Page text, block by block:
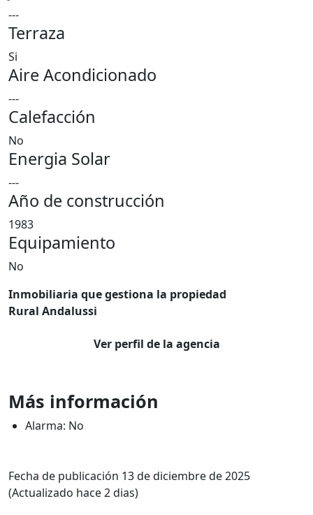
---
Terraza
Si
Aire Acondicionado
---
Calefacción
No
Energia Solar
---
Año de construcción
1983
Equipamiento
No
Inmobiliaria que gestiona la propiedad
Rural Andalussi
Ver perfil de la agencia
Más información
Alarma: No
Fecha de publicación 13 de diciembre de 2025
(Actualizado hace 2 dias)